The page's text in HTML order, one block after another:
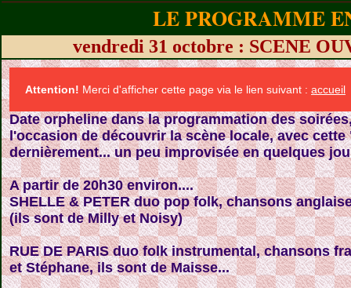
LE PROGRAMME
vendredi 31 octobre : SCENE
Attention! Merci d'afficher cette page via le lien suivant : accueil
Date orpheline dans la programmation des
l'occasion de découvrir la scène locale, avec
dernièrement... un peu improvisée en quelques
A partir de 20h30 environ....
SHELLE & PETERduo pop folk, chansons
(ils sont de Milly et Noisy)
RUE DE PARISduo folk instrumental, chansons
et Stéphane, ils sont de Maisse...